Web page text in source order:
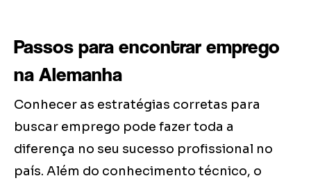
Passos para encontrar emprego
na Alemanha
Conhecer as estratégias corretas para
buscar emprego pode fazer toda a
diferença no seu sucesso profissional no
país. Além do conhecimento técnico, o